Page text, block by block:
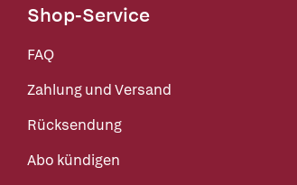
Shop-Service
FAQ
Zahlung und Versand
Rücksendung
Abo kündigen